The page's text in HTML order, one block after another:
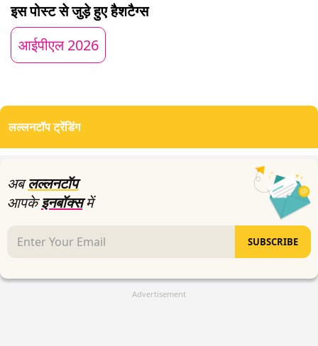
5
minutes,
44
seconds
इस पोस्ट से जुड़े हुए हैशटैग्स
आईपीएल 2026
लल्लनटॉप ट्रेंडिंग
अबलल्लनटॉप
आपकेइनबॉक्समें
SUBSCRIBE
Advertisement